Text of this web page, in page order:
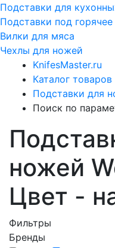
Подставки для
Подставки под горячее
Вилки для мяса
Чехлы для ножей
KnifesMaster.ru
Каталог товаров
Подставки для
Поиск по
ножей
Цвет -
Фильтры
Бренды